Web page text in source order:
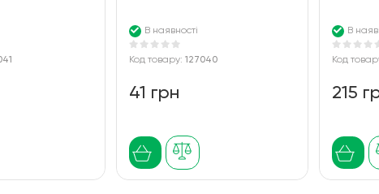
В наявності
Код товару: 127040
41 грн
В
Код
215